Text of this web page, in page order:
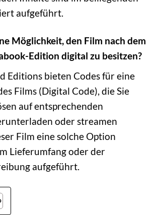
aufgeführt.
Möglichkeit, den Film nach dem
Edition digital zu besitzen?
Editions bieten Codes für eine
Films (Digital Code), die Sie
auf entsprechenden
oder streamen
Film eine solche Option
Lieferumfang oder der
aufgeführt.